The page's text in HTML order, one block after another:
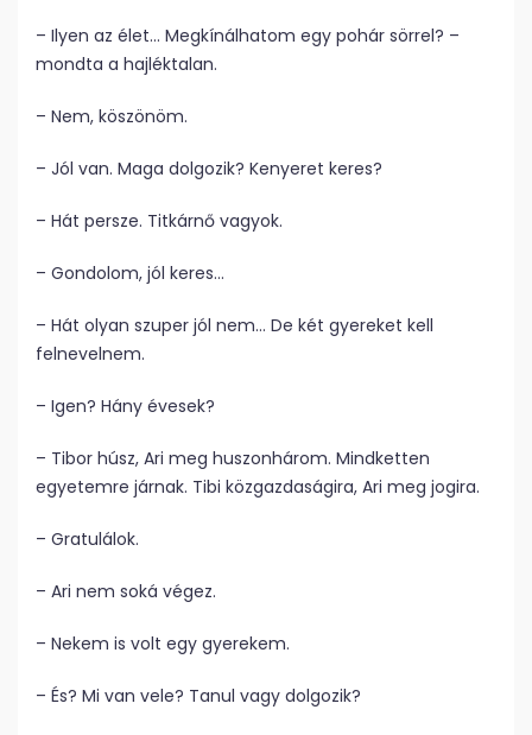
– Ilyen az élet… Megkínálhatom egy pohár sörrel? –
mondta a hajléktalan.
– Nem, köszönöm.
– Jól van. Maga dolgozik? Kenyeret keres?
– Hát persze. Titkárnő vagyok.
– Gondolom, jól keres…
– Hát olyan szuper jól nem… De két gyereket kell
felnevelnem.
– Igen? Hány évesek?
– Tibor húsz, Ari meg huszonhárom. Mindketten
egyetemre járnak. Tibi közgazdaságira, Ari meg jogira.
– Gratulálok.
– Ari nem soká végez.
– Nekem is volt egy gyerekem.
– És? Mi van vele? Tanul vagy dolgozik?